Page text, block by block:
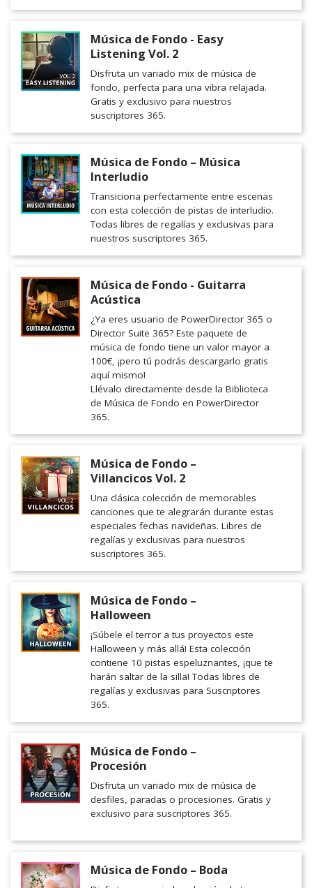
Música de Fondo - Easy
Listening Vol. 2
Disfruta un variado mix de música de
fondo, perfecta para una vibra relajada.
Gratis y exclusivo para nuestros
suscriptores 365.
Música de Fondo – Música
Interludio
Transiciona perfectamente entre escenas
con esta colección de pistas de interludio.
Todas libres de regalías y exclusivas para
nuestros suscriptores 365.
Música de Fondo - Guitarra
Acústica
¿Ya eres usuario de PowerDirector 365 o
Director Suite 365? Este paquete de
música de fondo tiene un valor mayor a
100€, ¡pero tú podrás descargarlo gratis
aquí mismo!
Llévalo directamente desde la Biblioteca
de Música de Fondo en PowerDirector
365.
Música de Fondo –
Villancicos Vol. 2
Una clásica colección de memorables
canciones que te alegrarán durante estas
especiales fechas navideñas. Libres de
regalías y exclusivas para nuestros
suscriptores 365.
Música de Fondo –
Halloween
¡Súbele el terror a tus proyectos este
Halloween y más allá! Esta colección
contiene 10 pistas espeluznantes, ¡que te
harán saltar de la silla! Todas libres de
regalías y exclusivas para Suscriptores
365.
Música de Fondo –
Procesión
Disfruta un variado mix de música de
desfiles, paradas o procesiones. Gratis y
exclusivo para suscriptores 365.
Música de Fondo – Boda